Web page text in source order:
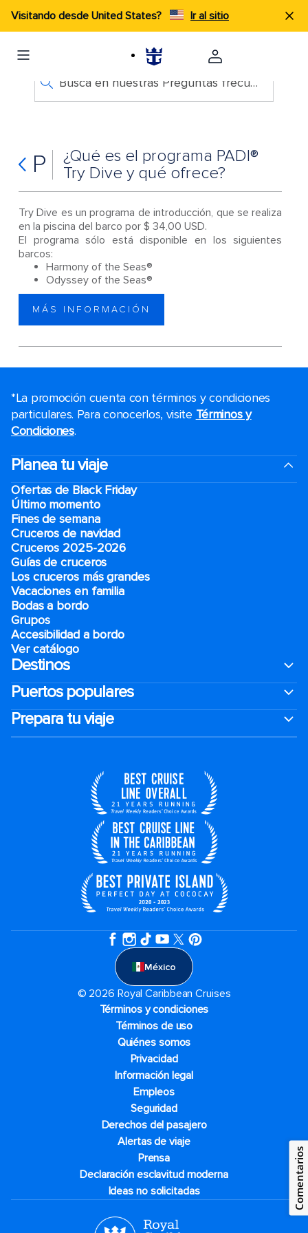
Visitando desde United States? Ir al sitio
Busca en nuestras Preguntas frecuentes
P
¿Qué es el programa PADI®
Try Dive y qué ofrece?
Try Dive es un programa de introducción, que se realiza
en la piscina del barco por $ 34,00 USD.
El programa sólo está disponible en los siguientes
barcos:
Harmony of the Seas®
Odyssey of the Seas®
MÁS INFORMACIÓN
*La promoción cuenta con términos y condiciones
particulares. Para conocerlos, visite Términos y
Condiciones.
Planea tu viaje
Ofertas de Black Friday
Último momento
Fines de semana
Cruceros de navidad
Cruceros 2025-2026
Guías de cruceros
Los cruceros más grandes
Vacaciones en familia
Bodas a bordo
Grupos
Accesibilidad a bordo
Ver catálogo
Destinos
Puertos populares
Prepara tu viaje
México
© 2026 Royal Caribbean Cruises
Términos y condiciones
Términos de uso
Quiénes somos
Privacidad
Información legal
Empleos
Seguridad
Derechos del pasajero
Alertas de viaje
Prensa
Declaración esclavitud moderna
Ideas no solicitadas
Comentarios